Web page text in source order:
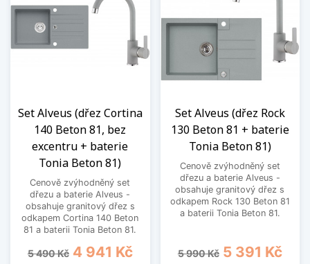
Set Alveus (dřez Cortina
140 Beton 81, bez
excentru + baterie
Tonia Beton 81)
Cenově zvýhodněný set
dřezu a baterie Alveus -
obsahuje granitový dřez s
odkapem Cortina 140 Beton
81 a baterii Tonia Beton 81.
Běžná cena
5 490 Kč Cena
4 941 Kč
Set Alveus (dřez Rock
130 Beton 81 + baterie
Tonia Beton 81)
Cenově zvýhodněný set
dřezu a baterie Alveus -
obsahuje granitový dřez s
odkapem Rock 130 Beton 81
a baterii Tonia Beton 81.
Běžná cena
5 990 Kč Cena
5 391 Kč